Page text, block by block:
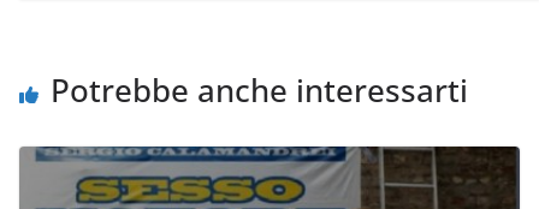
Potrebbe anche interessarti